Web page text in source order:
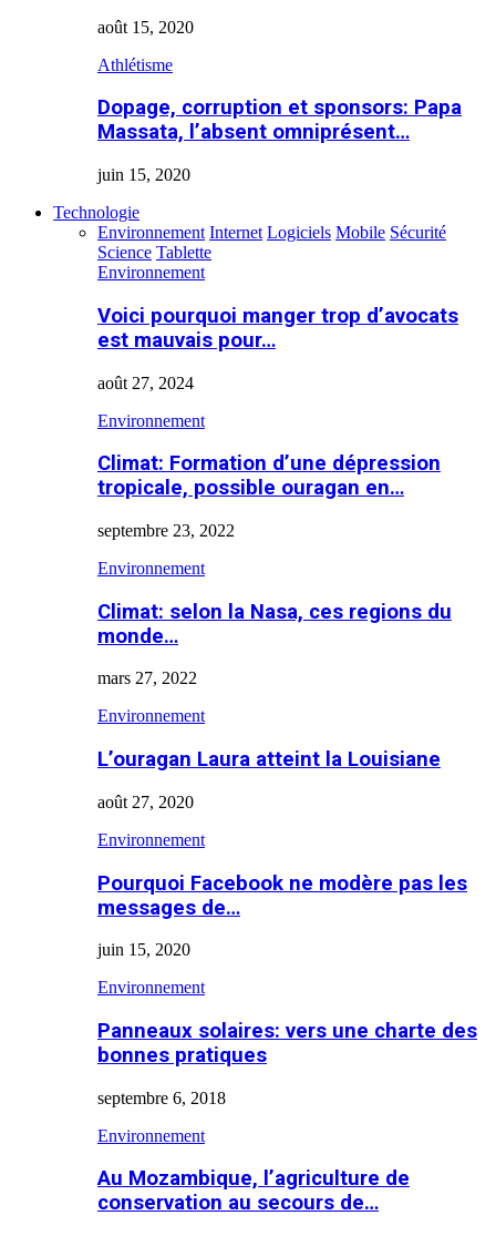
août 15, 2020
Athlétisme
Dopage, corruption et sponsors: Papa
Massata, l’absent omniprésent…
juin 15, 2020
Technologie
Environnement Internet Logiciels Mobile Sécurité
Science Tablette
Environnement
Voici pourquoi manger trop d’avocats
est mauvais pour…
août 27, 2024
Environnement
Climat: Formation d’une dépression
tropicale, possible ouragan en…
septembre 23, 2022
Environnement
Climat: selon la Nasa, ces regions du
monde…
mars 27, 2022
Environnement
L’ouragan Laura atteint la Louisiane
août 27, 2020
Environnement
Pourquoi Facebook ne modère pas les
messages de…
juin 15, 2020
Environnement
Panneaux solaires: vers une charte des
bonnes pratiques
septembre 6, 2018
Environnement
Au Mozambique, l’agriculture de
conservation au secours de…